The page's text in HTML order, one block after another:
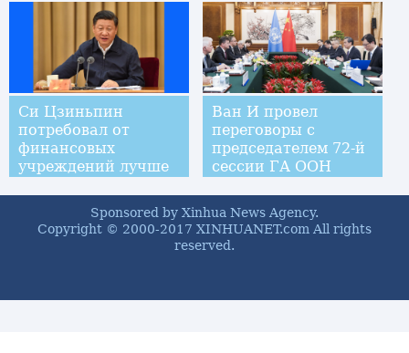
и учебных
заведений Китая
всеобъемлющего
развития китайско-
палестинской
дружбы и
сотрудничества
Си Цзиньпин
потребовал от
финансовых
учреждений лучше
экономики
Ван И провел
переговоры с
председателем 72-й
сессии ГА ООН
Sponsored by Xinhua News Agency.
Copyright © 2000-2017 XINHUANET.com All rights
reserved.